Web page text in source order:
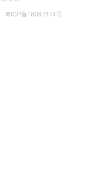
粤ICP备16097874号